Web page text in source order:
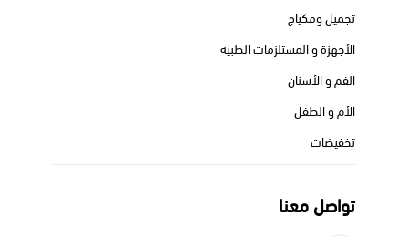
تجميل ومكياج
الأجهزة و المستلزمات الطبية
الفم و الأسنان
الأم و الطفل
تخفيضات
تواصل معنا